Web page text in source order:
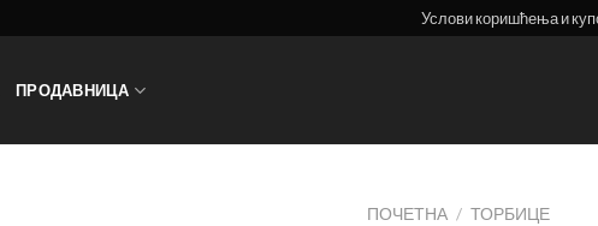
Услови коришћења и
ПРОДАВНИЦА
ПОЧЕТНА / ТОРБИЦЕ